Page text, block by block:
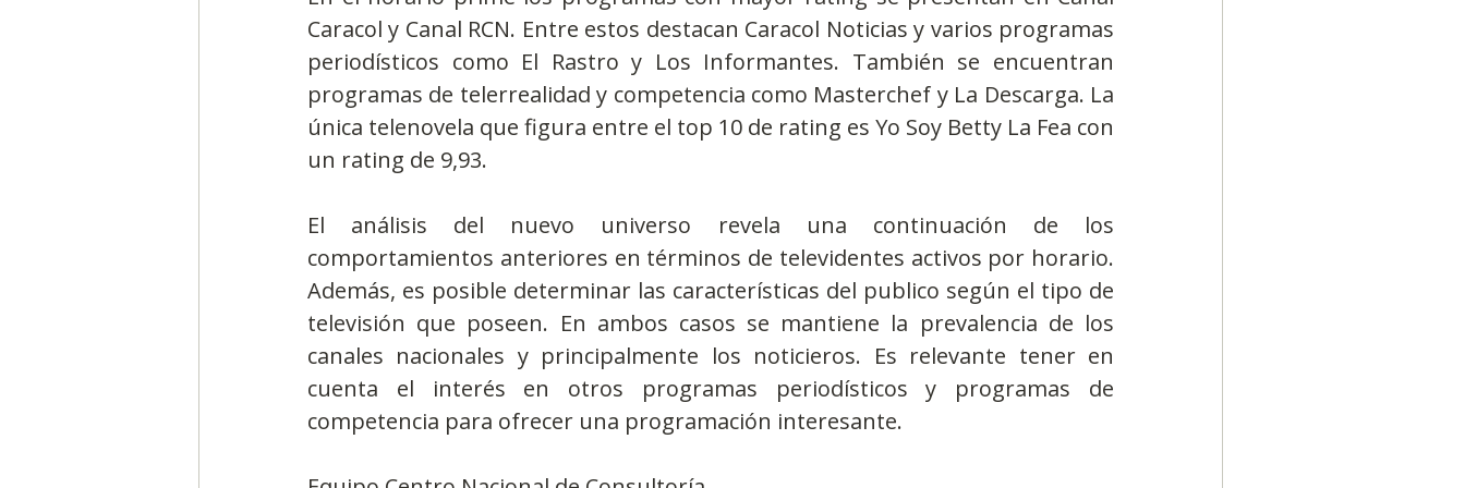
Caracol y Canal RCN. Entre estos destacan Caracol Noticias y varios programas
periodísticos como El Rastro y Los Informantes. También se encuentran
programas de telerrealidad y competencia como Masterchef y La Descarga. La
única telenovela que figura entre el top 10 de rating es Yo Soy Betty La Fea con
un rating de 9,93.
El análisis del nuevo universo revela una continuación de los
comportamientos anteriores en términos de televidentes activos por horario.
Además, es posible determinar las características del publico según el tipo de
televisión que poseen. En ambos casos se mantiene la prevalencia de los
canales nacionales y principalmente los noticieros. Es relevante tener en
cuenta el interés en otros programas periodísticos y programas de
competencia para ofrecer una programación interesante.